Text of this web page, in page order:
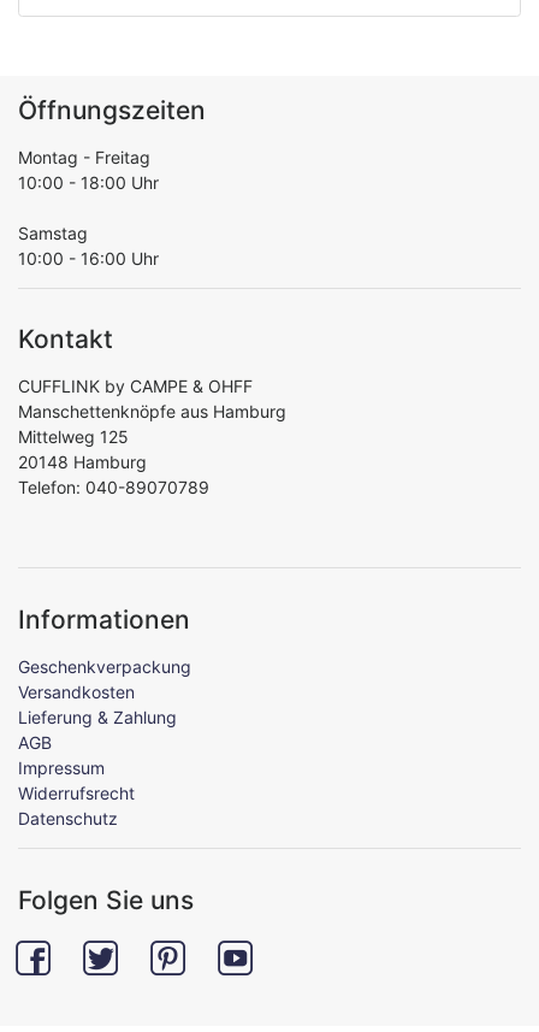
Öffnungszeiten
Montag - Freitag
10:00 - 18:00 Uhr
Samstag
10:00 - 16:00 Uhr
Kontakt
CUFFLINK by CAMPE & OHFF
Manschettenknöpfe aus Hamburg
Mittelweg 125
20148 Hamburg
Telefon: 040-89070789
Informationen
Geschenkverpackung
Versandkosten
Lieferung & Zahlung
AGB
Impressum
Widerrufsrecht
Datenschutz
Folgen Sie uns